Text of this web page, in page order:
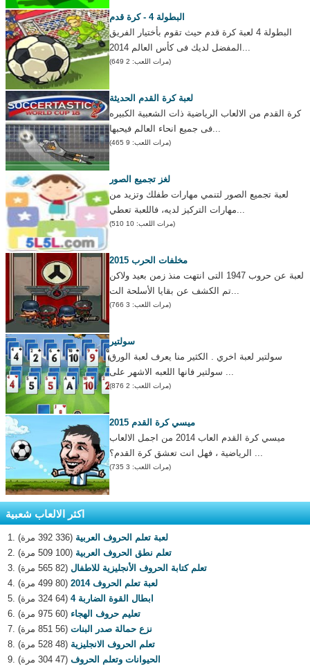
البطولة 4 - كرة قدم
البطولة 4 لعبة كرة قدم حيث تقوم بأختيار الفريق
المفضل لديك فى كأس العالم 2014...
(مرات اللعب: 2 649)
لعبة كرة القدم الحديثة
كرة القدم من الالعاب الرياضية ذات الشعبية الكبيره
فى جميع انحاء العالم فيحبها...
(مرات اللعب: 9 465)
لغز تجميع الصور
لعبة تجميع الصور لتنمي مهارات طفلك وتزيد من
مهارات التركيز لديه، فاللعبة تعطي...
(مرات اللعب: 10 510)
مخلفات الحرب 2015
لعبة عن حروب 1947 التى انتهت منذ زمن بعيد ولاكن
تم الكشف عن بقايا الأسلحة الت...
(مرات اللعب: 3 766)
سولتير
سولتير لعبة اخري . الكثير منا يعرف لعبة الورق
سولتير فانها اللعبه الاشهر على ...
(مرات اللعب: 2 876)
ميسي كرة القدم 2015
ميسي كرة القدم العاب 2014 من اجمل الالعاب
الرياضية ، فهل انت تعشق كرة القدم؟ ...
(مرات اللعب: 3 735)
اكثر الالعاب شعبية
لعبة تعلم الحروف العربية (336 392 مرة)
تعلم نطق الحروف العربية (100 509 مرة)
تعلم كتابة الحروف الأنجليزية للاطفال (82 565 مرة)
لعبة تعلم الحروف 2014
(80 499 مرة)
ابطال القوة الضاربة 4
(64 324 مرة)
تعليم حروف الهجاء (60 975 مرة)
نزع حمالة صدر البنات (56 851 مرة)
تعلم الحروف الانجليزية (48 528 مرة)
الحيوانات وتعلم الحروف (47 304 مرة)